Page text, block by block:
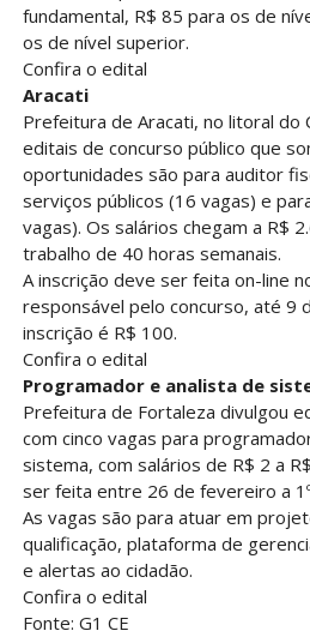
fundamental, R$ 85 para os de
os de nível superior.
Confira o edital
Aracati
Prefeitura de Aracati, no litoral do
editais de concurso público que
oportunidades são para auditor
serviços públicos (16 vagas) e
vagas). Os salários chegam a R$
trabalho de 40 horas semanais.
A inscrição deve ser feita on-line
responsável pelo concurso, até 9
inscrição é R$ 100.
Confira o edital
Programador e analista de
Prefeitura de Fortaleza divulgou
com cinco vagas para
sistema, com salários de R$ 2 a
ser feita entre 26 de fevereiro a
As vagas são para atuar em
qualificação, plataforma de
e alertas ao cidadão.
Confira o edital
Fonte: G1 CE